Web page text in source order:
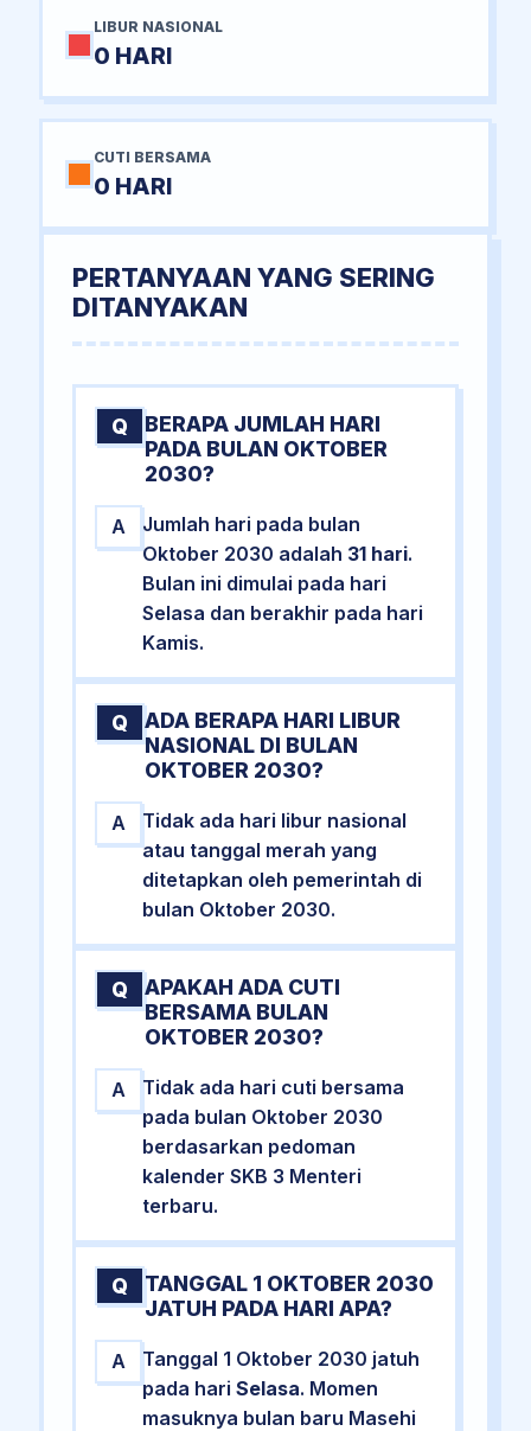
LIBUR NASIONAL
0 HARI
CUTI BERSAMA
0 HARI
PERTANYAAN YANG SERING
DITANYAKAN
Q
BERAPA JUMLAH HARI
PADA BULAN OKTOBER
2030?
A
Jumlah hari pada bulan
Oktober 2030 adalah 31 hari.
Bulan ini dimulai pada hari
Selasa dan berakhir pada hari
Kamis.
Q
ADA BERAPA HARI LIBUR
NASIONAL DI BULAN
OKTOBER 2030?
A
Tidak ada hari libur nasional
atau tanggal merah yang
ditetapkan oleh pemerintah di
bulan Oktober 2030.
Q
APAKAH ADA CUTI
BERSAMA BULAN
OKTOBER 2030?
A
Tidak ada hari cuti bersama
pada bulan Oktober 2030
berdasarkan pedoman
kalender SKB 3 Menteri
terbaru.
Q
TANGGAL 1 OKTOBER 2030
JATUH PADA HARI APA?
A
Tanggal 1 Oktober 2030 jatuh
pada hari Selasa. Momen
masuknya bulan baru Masehi